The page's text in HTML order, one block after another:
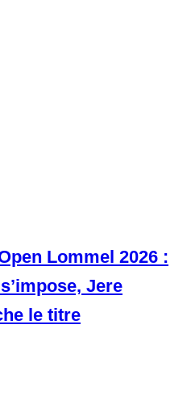
Lommel 2026 :
Jere
le titre